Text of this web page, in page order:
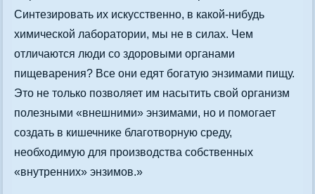
Синтезировать их искусственно, в какой-нибудь
химической лаборатории, мы не в силах. Чем
отличаются люди со здоровыми органами
пищеварения? Все они едят богатую энзимами пищу.
Это не только позволяет им насытить свой организм
полезными «внешними» энзимами, но и помогает
создать в кишечнике благотворную среду,
необходимую для производства собственных
«внутренних» энзимов.»